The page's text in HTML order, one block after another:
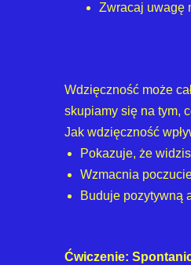
Zwracaj uwagę
Wdzięczność może
skupiamy się na tym,
Jak wdzięczność
Pokazuje, że
Wzmacnia
Buduje pozytywną
Ćwiczenie: